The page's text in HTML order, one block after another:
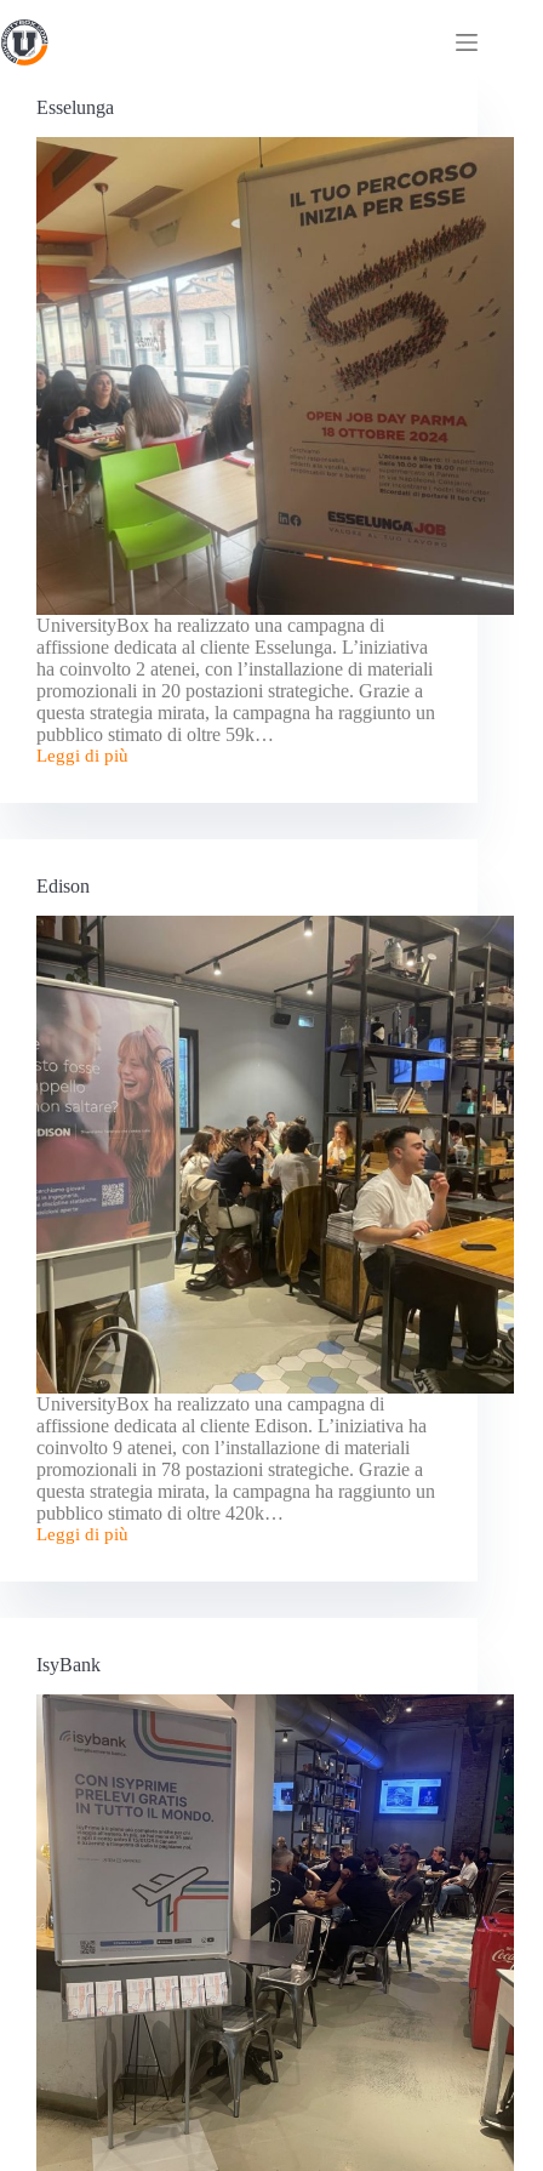
Esselunga
UniversityBox ha realizzato una campagna di
affissione dedicata al cliente Esselunga. L’iniziativa
ha coinvolto 2 atenei, con l’installazione di materiali
promozionali in 20 postazioni strategiche. Grazie a
questa strategia mirata, la campagna ha raggiunto un
pubblico stimato di oltre 59k…
Leggi di più
Edison
UniversityBox ha realizzato una campagna di
affissione dedicata al cliente Edison. L’iniziativa ha
coinvolto 9 atenei, con l’installazione di materiali
promozionali in 78 postazioni strategiche. Grazie a
questa strategia mirata, la campagna ha raggiunto un
pubblico stimato di oltre 420k…
Leggi di più
IsyBank